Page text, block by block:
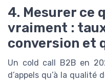
4. Mesurer ce
vraiment :
conversion et
Un cold call B2B en
d’appels qu’à la qualité